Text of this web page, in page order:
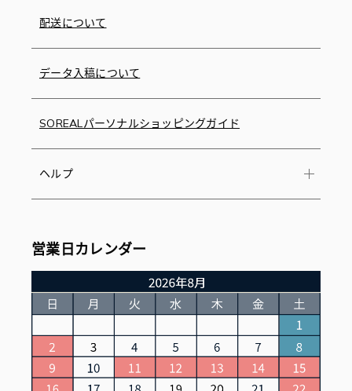
配送について
データ入稿について
SOREALパーソナルショッピングガイド
ヘルプ
営業日カレンダー